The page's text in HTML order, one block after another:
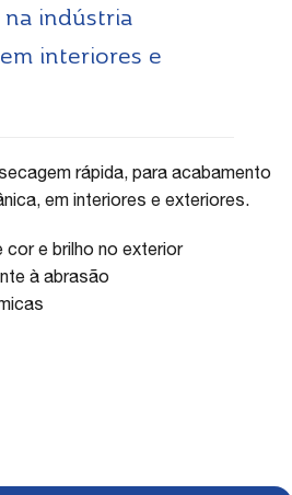
na indústria
interiores e
rápida, para acabamento
em interiores e exteriores.
cor e brilho no exterior
à abrasão